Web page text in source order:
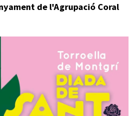
de l'Agrupació Coral